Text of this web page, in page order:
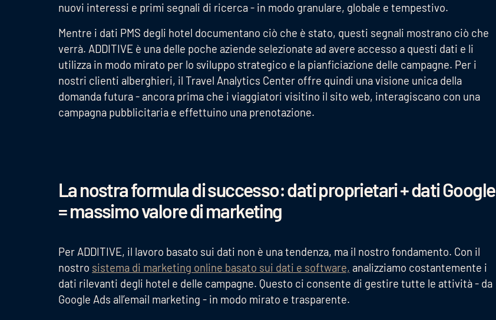
nuovi interessi e primi segnali di ricerca - in modo granulare, globale e tempestivo.
Mentre i dati PMS degli hotel documentano ciò che è stato, questi segnali mostrano ciò che
verrà. ADDITIVE è una delle poche aziende selezionate ad avere accesso a questi dati e li
utilizza in modo mirato per lo sviluppo strategico e la pianficiazione delle campagne. Per i
nostri clienti alberghieri, il Travel Analytics Center offre quindi una visione unica della
domanda futura - ancora prima che i viaggiatori visitino il sito web, interagiscano con una
campagna pubblicitaria e effettuino una prenotazione.
La nostra formula di successo: dati proprietari + dati Google
= massimo valore di marketing
Per ADDITIVE, il lavoro basato sui dati non è una tendenza, ma il nostro fondamento. Con il
nostro sistema di marketing online basato sui dati e software, analizziamo costantemente i
dati rilevanti degli hotel e delle campagne. Questo ci consente di gestire tutte le attività - da
Google Ads all’email marketing - in modo mirato e trasparente.